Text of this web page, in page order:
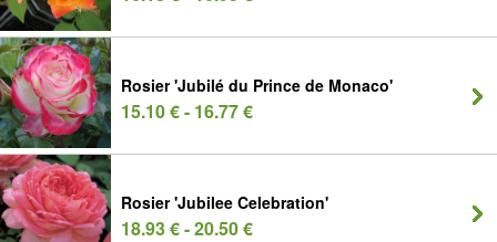
Rosier 'Jubilé du Prince de Monaco'
15.10 € - 16.77 €
Rosier 'Jubilee Celebration'
18.93 € - 20.50 €